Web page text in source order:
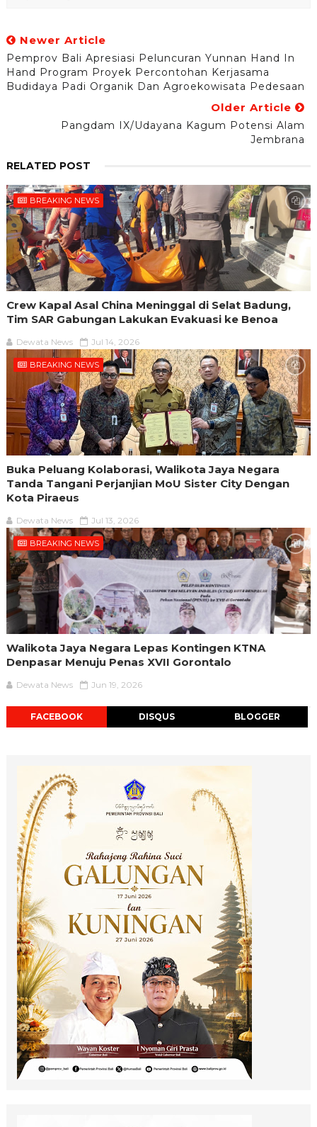
Newer Article
Pemprov Bali Apresiasi Peluncuran Yunnan Hand In
Hand Program Proyek Percontohan Kerjasama
Budidaya Padi Organik Dan Agroekowisata Pedesaan
Older Article
Pangdam IX/Udayana Kagum Potensi Alam
Jembrana
RELATED POST
BREAKING NEWS
Crew Kapal Asal China Meninggal di Selat Badung,
Tim SAR Gabungan Lakukan Evakuasi ke Benoa
Dewata News Jul 14, 2026
BREAKING NEWS
Buka Peluang Kolaborasi, Walikota Jaya Negara
Tanda Tangani Perjanjian MoU Sister City Dengan
Kota Piraeus
Dewata News Jul 13, 2026
BREAKING NEWS
Walikota Jaya Negara Lepas Kontingen KTNA
Denpasar Menuju Penas XVII Gorontalo
Dewata News Jun 19, 2026
FACEBOOK DISQUS BLOGGER